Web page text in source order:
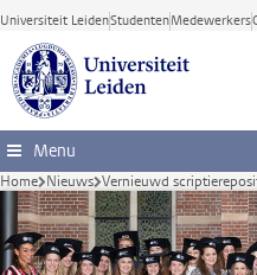
Ga direct naar de inhoud
Universiteit LeidenStudentenMedewerkers
Menu
Home Nieuws Vernieuwd